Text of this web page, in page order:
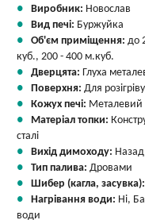
Виробник: Новослав
Вид печі: Буржуйка
Об'єм приміщення: до
куб., 200 - 400 м.куб.
Дверцята: Глуха
Поверхня: Для розігріву
Кожух печі: Металевий
Матеріал топки:
сталі
Вихід димоходу: Назад
Тип палива: Дровами
Шибер (кагла,
Нагрівання води: Ні,
води